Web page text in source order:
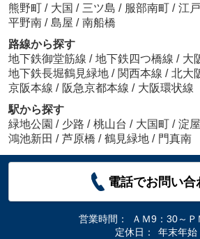
熊野町 / 大国 / 三ツ島 / 服部南町 / 江
平野南 / 島屋 / 南船橋
路線から探す
地下鉄御堂筋線 / 地下鉄四つ橋線 / 大
地下鉄長堀鶴見緑地 / 関西本線 / 北大
京阪本線 / 阪急京都本線 / 大阪環状線
駅から探す
緑地公園 / 少路 / 桃山台 / 大国町 / 淀
鴻池新田 / 芦原橋 / 鶴見緑地 / 門真南
電話でお問い合
営業時間：
ＡＭ9：30～
定休日：
年末年始